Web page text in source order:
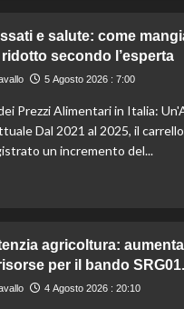
e salute: come
secondo l’esperta
5 Agosto 2026 : 7:00
Prezzi Alimentari in Italia:
Dal 2021 al 2025, il
un incremento del...
agricoltura:
per il bando SRG01.
4 Agosto 2026 : 20:10